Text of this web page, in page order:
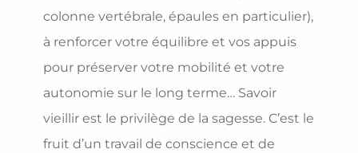
colonne vertébrale, épaules en particulier),
à renforcer votre équilibre et vos appuis
pour préserver votre mobilité et votre
autonomie sur le long terme… Savoir
vieillir est le privilège de la sagesse. C’est le
fruit d’un travail de conscience et de